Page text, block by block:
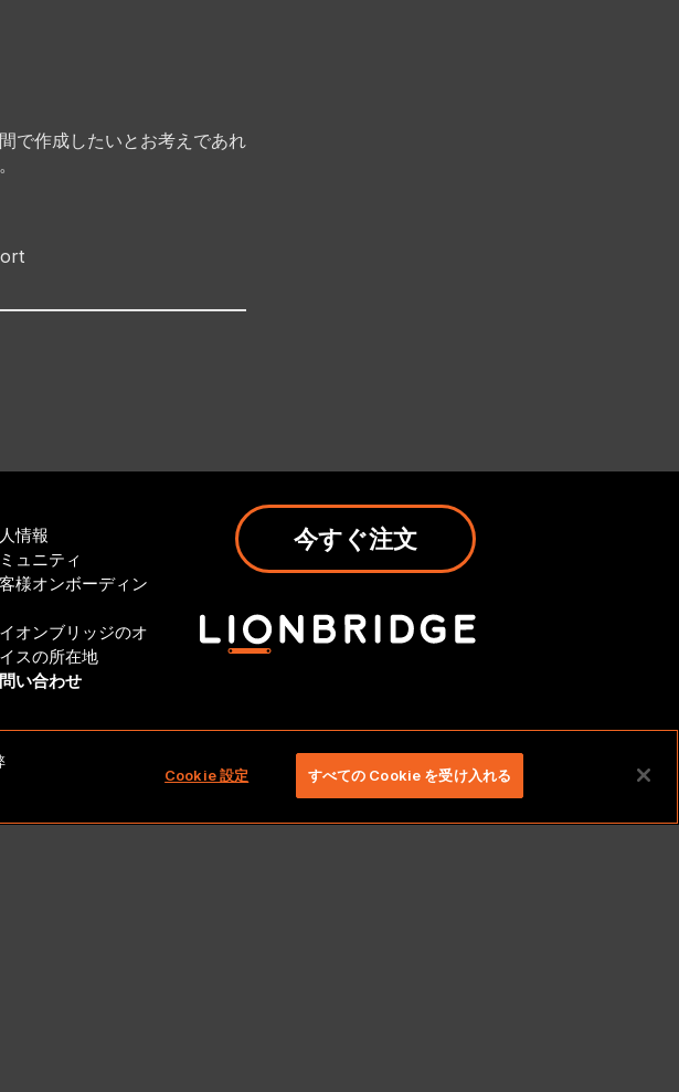
で作成したいとお考えであれ
。
情報
ュニティ
様オンボーディン
オンブリッジのオ
スの所在地
い合わせ
今すぐ注文
LLC. All rights reserved。Cookie 設定 すべての Cookie を受け入れる